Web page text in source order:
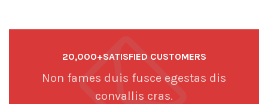
20,000+SATISFIED CUSTOMERS
Non fames duis fusce egestas dis
convallis cras.